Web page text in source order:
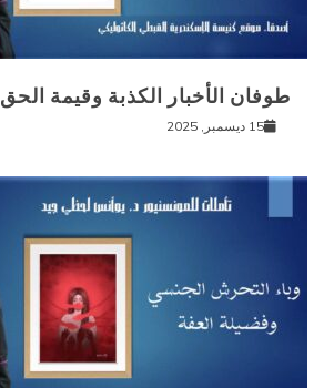
طوفان الأخبار الكذبة وقيمة الحق
15 ديسمبر, 2025